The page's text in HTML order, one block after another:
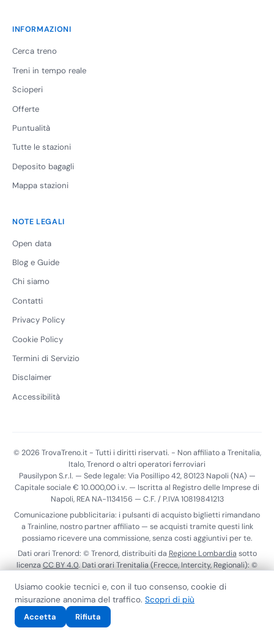
INFORMAZIONI
Cerca treno
Treni in tempo reale
Scioperi
Offerte
Puntualità
Tutte le stazioni
Deposito bagagli
Mappa stazioni
NOTE LEGALI
Open data
Blog e Guide
Chi siamo
Contatti
Privacy Policy
Cookie Policy
Termini di Servizio
Disclaimer
Accessibilità
© 2026 TrovaTreno.it - Tutti i diritti riservati. - Non affiliato a Trenitalia,
Italo, Trenord o altri operatori ferroviari
Pausilypon S.r.l. — Sede legale: Via Posillipo 42, 80123 Napoli (NA) —
Capitale sociale € 10.000,00 i.v. — Iscritta al Registro delle Imprese di
Napoli, REA NA-1134156 — C.F. / P.IVA 10819841213
Comunicazione pubblicitaria: i pulsanti di acquisto biglietti rimandano
a Trainline, nostro partner affiliato — se acquisti tramite questi link
possiamo ricevere una commissione, senza costi aggiuntivi per te.
Dati orari Trenord: © Trenord, distribuiti da Regione Lombardia sotto
licenzaCC BY 4.0. Dati orari Trenitalia (Frecce, Intercity, Regionali): ©
sensi del Reg. (UE) 2017/1926. Dati realtime Trenitalia:ViaggiaTreno
Calendario scioperi:MIT.
Privacy Policy
Cookie Policy
Usiamo cookie tecnici e, con il tuo consenso, cookie di
misurazione anonima del traffico. Scopri di più
Accetta
Rifiuta